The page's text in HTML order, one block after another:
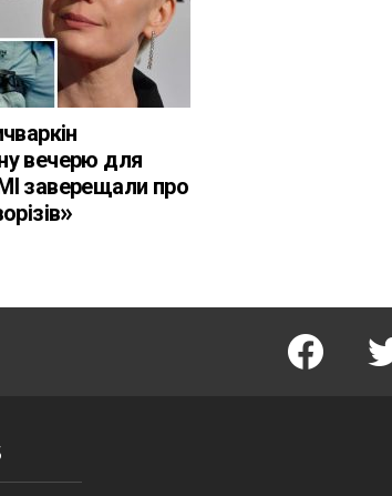
вечерю для
заверещали про
facebook